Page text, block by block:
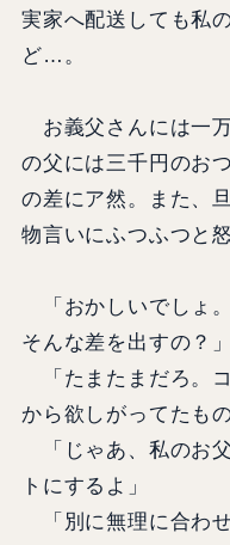
実家へ配送しても私
ど…。
お義父さんには一
の父には三千円のお
の差にア然。また、
物言いにふつふつと
「おかしいでしょ
そんな差を出すの？」
「たまたまだろ。
から欲しがってたもの
「じゃあ、私のお
トにするよ」
「別に無理に合わ